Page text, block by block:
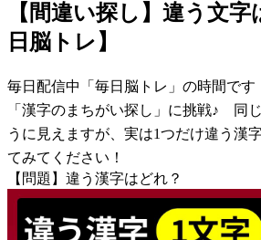
【間違い探し】違う文
日脳トレ】
毎日配信中「毎日脳トレ」の時間で
「漢字のまちがい探し」に挑戦♪ 同
うに見えますが、実は1つだけ違う
てみてください！
【問題】違う漢字はどれ？